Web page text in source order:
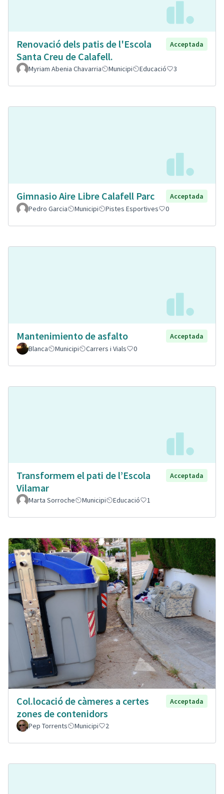
Renovació dels patis de l'Escola
Santa Creu de Calafell.
Acceptada
Myriam Abenia Chavarria Municipi Educació 3
Gimnasio Aire Libre Calafell Parc
Acceptada
Pedro Garcia
Municipi Pistes Esportives 0
Mantenimiento de asfalto
Acceptada
Blanca
Municipi Carrers i Vials 0
Transformem el pati de l’Escola
Vilamar
Acceptada
Marta Sorroche Municipi Educació 1
Col.locació de càmeres a certes
zones de contenidors
Acceptada
Pep Torrents Municipi 2